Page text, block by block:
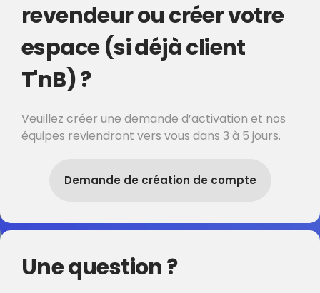
revendeur ou créer votre
espace (si déjà client
T'nB) ?
Veuillez créer une demande d’activation et nos
équipes reviendront vers vous dans 3 à 5 jours.
Demande de création de compte
Une question ?